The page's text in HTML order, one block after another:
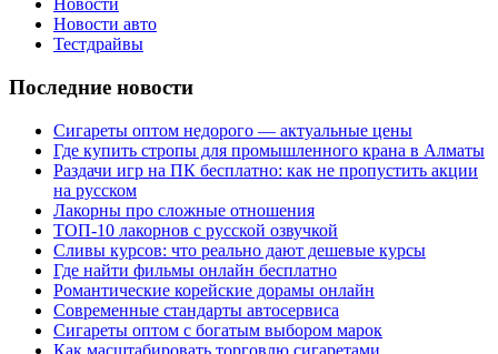
Новости
Новости авто
Тестдрайвы
Последние новости
Сигареты оптом недорого — актуальные цены
Где купить стропы для промышленного крана в Алматы
Раздачи игр на ПК бесплатно: как не пропустить акции
на русском
Лакорны про сложные отношения
ТОП-10 лакорнов с русской озвучкой
Сливы курсов: что реально дают дешевые курсы
Где найти фильмы онлайн бесплатно
Романтические корейские дорамы онлайн
Современные стандарты автосервиса
Сигареты оптом с богатым выбором марок
Как масштабировать торговлю сигаретами